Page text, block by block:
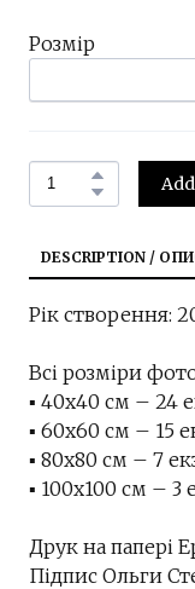
Розмір
DESCRIPTION /
Рік створення:
Всі розміри фото
▪︎ 40х40 см – 24
▪︎ 60х60 см – 15
▪︎ 80х80 см – 7
▪︎ 100х100 см – 3
Друк на папері
Підпис Ольги